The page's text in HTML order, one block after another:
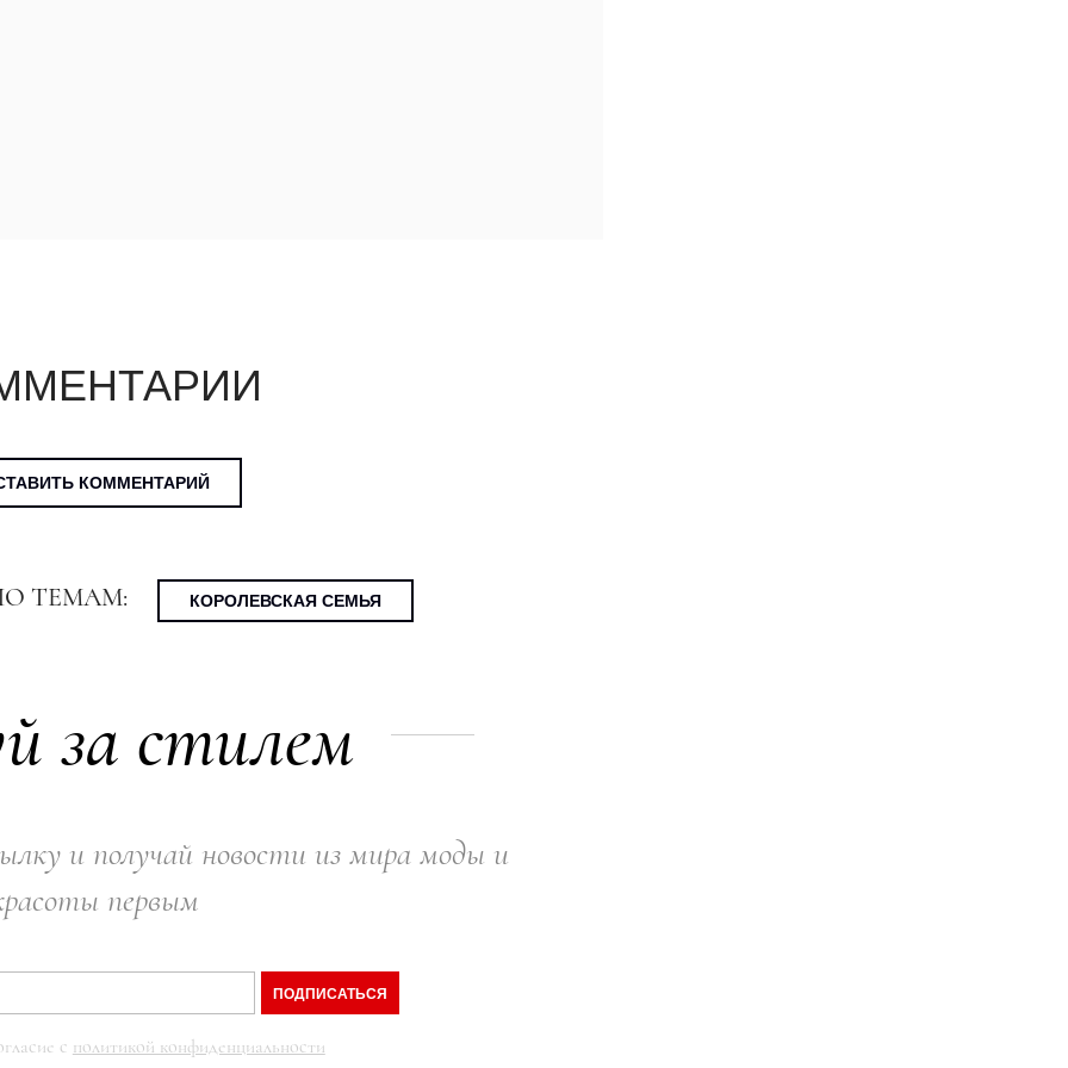
КОММЕНТАРИЙ
ТЕМАМ: КОРОЛЕВСКАЯ СЕМЬЯ
за стилем
и получай новости из мира моды и
первым
ПОДПИСАТЬСЯ
с политикой конфиденциальности